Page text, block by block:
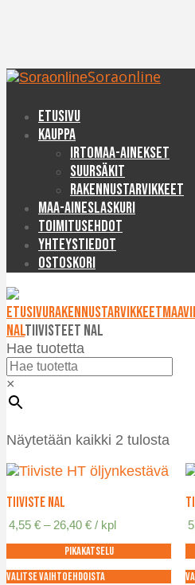
Soraonline
Etusivu
Kauppa
Irtomaa-ainekset
Suursäkit
Rakennustarvikkeet
Maa-aineslaskuri
Toimitusehdot
Yhteystiedot
Ostoskori
EtusivuRakennustarvikkeet
NALTiivisteet NAL
Hae tuotetta
×
Näytetään kaikki 2 tulosta
Tiiviste NAL
4,55€ – 26,40€Hintaluokka:
-
26,40 €
/ kpl
Pikakatselu
Valitse vaihtoehdoista